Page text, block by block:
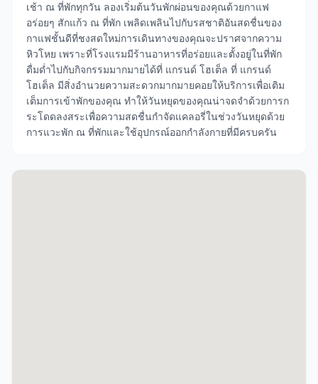
เช้า ณ ที่พักทุกวัน ลองเริ่มต้นวันพักผ่อนของคุณด้วยกาแฟ
อร่อยๆ สักแก้ว ณ ที่พัก เพลิดเพลินไปกับรสชาติอันสดชื่นของ
กาแฟชั้นดีที่ชงสดใหม่การเดินทางของคุณจะปราศจากความ
หิวโหย เพราะที่โรงแรมมีร้านอาหารที่อร่อยและตั้งอยู่ในที่พัก
ดื่มด่ำไปกับกิจกรรมมากมายได้ที่ แกรนด์ โฮเต็ล ที่ แกรนด์
โฮเต็ล มีสิ่งอำนวยความสะดวกมากมายคอยให้บริการเพื่อเติม
เต็มการเข้าพักของคุณ ทำให้วันหยุดของคุณน่าจดจำด้วยการก
ระโดดลงสระเพื่อความสดชื่นกำจัดแคลอรี่ในช่วงวันหยุดด้วย
การแวะพัก ณ ที่พักและใช้อุปกรณ์ออกกำลังกายที่มีครบครัน